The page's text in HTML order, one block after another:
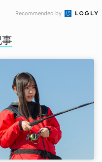
Recommended by